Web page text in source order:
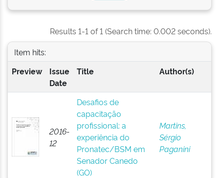
Results 1-1 of 1 (Search time: 0.002 seconds).
Item hits:
Preview
Issue
Date
Title Author(s)
2016-
12
Desafios de
capacitação
profissional: a
experiência do
Pronatec/BSM em
Senador Canedo
(GO)
Martins,
Sérgio
Paganini